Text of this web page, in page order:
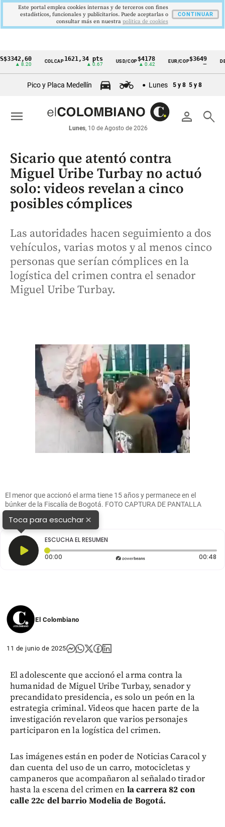
Cintillo
económicos
Colombia
COLCAP1621,34 pts USD/COP$4178
▲ 0.42
EUR/COP$3649
Pico y Placa Medellín Lunes 5 y 8 5 y 8
person search
Lunes, 10 de Agosto de 2026
menu
Sicario que atentó contra
Miguel Uribe Turbay no actuó
solo: videos revelan a cinco
posibles cómplices
Las autoridades hacen seguimiento a dos
vehículos, varias motos y al menos cinco
personas que serían cómplices en la
logística del crimen contra el senador
Miguel Uribe Turbay.
El menor que accionó el arma tiene 15 años y permanece en el
búnker de la Fiscalía de Bogotá. FOTO CAPTURA DE PANTALLA
Toca para escuchar×
ESCUCHA EL RESUMEN
00:00 Tiempo transcurrido: 0 segundos 00:48
El Colombiano
11 de junio de 2025
El adolescente que accionó el arma contra la
humanidad de Miguel Uribe Turbay, senador y
precandidato presidencia, es solo un peón en la
estrategia criminal. Videos que hacen parte de la
investigación revelaron que varios personajes
participaron en la logística del crimen.
Las imágenes están en poder de Noticias Caracol y
dan cuenta del uso de un carro, motocicletas y
campaneros que acompañaron al señalado tirador
hasta la escena del crimen en la carrera 82 con
calle 22c del barrio Modelia de Bogotá.
Este portal emplea cookies internas y de terceros con fines
estadísticos, funcionales y publicitarios. Puede aceptarlas o
consultar más en nuestra politica de cookies
CONTINUAR